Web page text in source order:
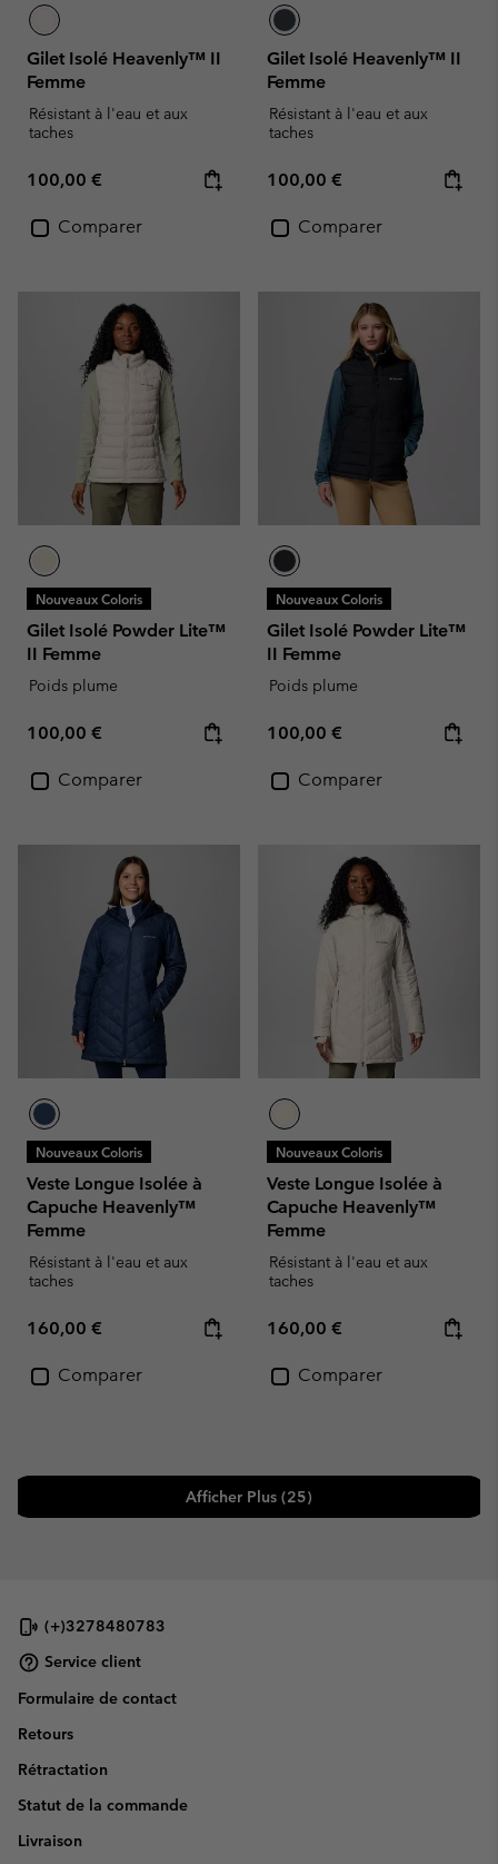
Gilet Isolé Heavenly™ II
Femme
Résistant à l'eau et aux
taches
Regular price:
100,00 €
Comparer
Gilet Isolé Heavenly™ II
Femme
Résistant à l'eau et aux
taches
Regular price:
100,00 €
Comparer
Nouveaux Coloris
Gilet Isolé Powder Lite™
II Femme
Poids plume
Regular price:
100,00 €
Comparer
Nouveaux Coloris
Gilet Isolé Powder Lite™
II Femme
Poids plume
Regular price:
100,00 €
Comparer
Nouveaux Coloris
Veste Longue Isolée à
Capuche Heavenly™
Femme
Résistant à l'eau et aux
taches
Regular price:
160,00 €
Comparer
Nouveaux Coloris
Veste Longue Isolée à
Capuche Heavenly™
Femme
Résistant à l'eau et aux
taches
Regular price:
160,00 €
Comparer
Afficher Plus (25)
(+)3278480783
Service client
Formulaire de contact
Retours
Rétractation
Statut de la commande
Livraison